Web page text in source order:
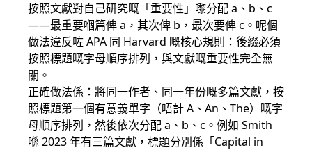
按照文獻對自己研究嘅「重要性」嚟分配 a、b、c
——最重要嗰篇俾 a，其次俾 b，最次要俾 c。呢個
做法違反咗 APA 同 Harvard 嘅核心規則：後綴必須
按照標題嘅字母順序排列，與文獻嘅重要性完全無
關。
正確做法係：將同一作者、同一年份嘅多篇文獻，按
照標題第一個有意義單字（唔計 A、An、The）嘅字
母順序排列，然後依次分配 a、b、c。例如 Smith
喺 2023 年有三篇文獻，標題分別係「Capital in